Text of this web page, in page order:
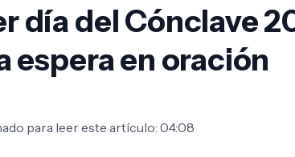
día del Cónclave
espera en oración
para leer este artículo: 04:08